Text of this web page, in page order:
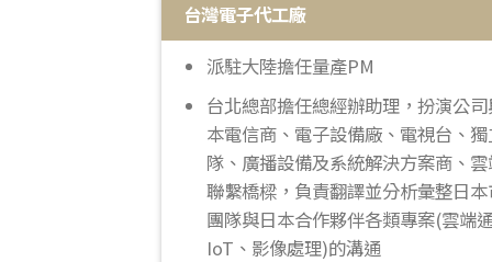
台灣電子代工廠
派駐大陸擔任量產PM
台北總部擔任總經辦助理，扮演公
本電信商、電子設備廠、電視台、
隊、廣播設備及系統解決方案商、
聯繫橋樑，負責翻譯並分析彙整日
團隊與日本合作夥伴各類專案(雲端
IoT、影像處理)的溝通